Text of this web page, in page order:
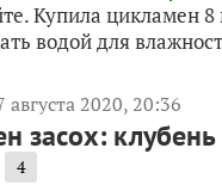
Купила цикламен
водой для
августа 2020, 20:36
засох:
4